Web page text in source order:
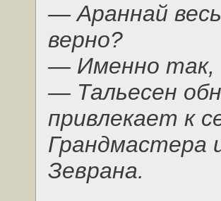
— Араннай
верно?
— Именно так,
— Тальесен
привлекает к
Грандмастера
Зеврана.